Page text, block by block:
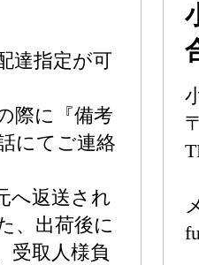
達指定が可
際に『備考
にてご連絡
へ返送され
、出荷後に
受取人様負